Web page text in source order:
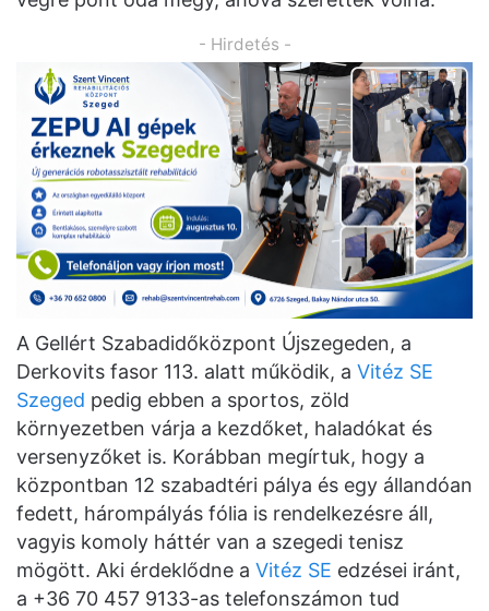
- Hirdetés -
A Gellért Szabadidőközpont Újszegeden, a
Derkovits fasor 113. alatt működik, a Vitéz SE
Szeged pedig ebben a sportos, zöld
környezetben várja a kezdőket, haladókat és
versenyzőket is. Korábban megírtuk, hogy a
központban 12 szabadtéri pálya és egy állandóan
fedett, hárompályás fólia is rendelkezésre áll,
vagyis komoly háttér van a szegedi tenisz
mögött. Aki érdeklődne a Vitéz SE edzései iránt,
a +36 70 457 9133-as telefonszámon tud